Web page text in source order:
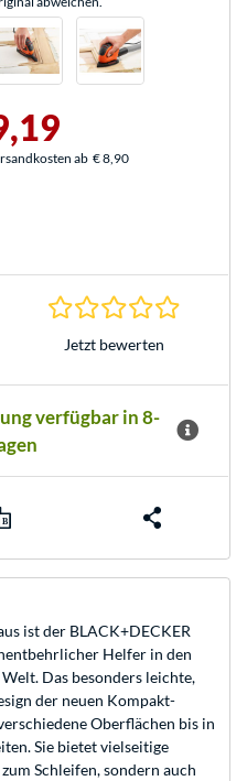
ab € 8,90
Jetzt bewerten
verfügbar in 8-
ist der BLACK+DECKER
Helfer in den
Das besonders leichte,
der neuen Kompakt-
Oberflächen bis in
Sie bietet vielseitige
Schleifen, sondern auch